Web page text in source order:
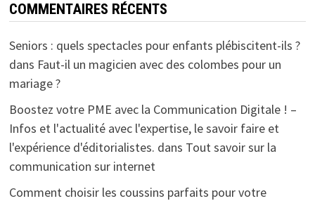
COMMENTAIRES RÉCENTS
Seniors : quels spectacles pour enfants plébiscitent-ils ?
dans Faut-il un magicien avec des colombes pour un
mariage ?
Boostez votre PME avec la Communication Digitale ! –
Infos et l'actualité avec l'expertise, le savoir faire et
l'expérience d'éditorialistes. dans Tout savoir sur la
communication sur internet
Comment choisir les coussins parfaits pour votre